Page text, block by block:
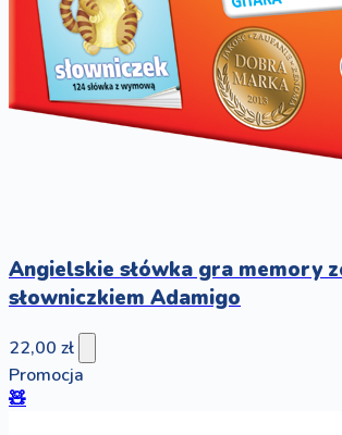
Angielskie słówka gra memory
słowniczkiem Adamigo
22,00 zł
Promocja
🧸